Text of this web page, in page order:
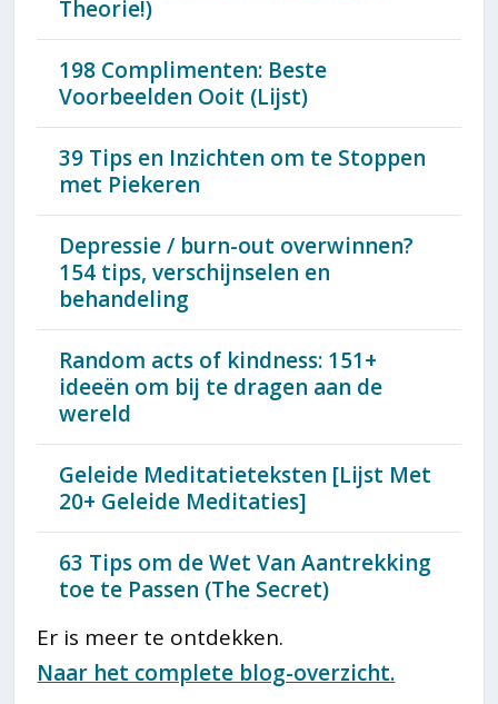
Theorie!)
198 Complimenten: Beste
Voorbeelden Ooit (Lijst)
39 Tips en Inzichten om te Stoppen
met Piekeren
Depressie / burn-out overwinnen?
154 tips, verschijnselen en
behandeling
Random acts of kindness: 151+
ideeën om bij te dragen aan de
wereld
Geleide Meditatieteksten [Lijst Met
20+ Geleide Meditaties]
63 Tips om de Wet Van Aantrekking
toe te Passen (The Secret)
Er is meer te ontdekken.
Naar het complete blog-overzicht.